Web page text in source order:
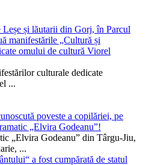
și lăutarii din Gorj, în Parcul
manifestările „Cultură și
omului de cultură Viorel
culturale dedicate
...
poveste a copilăriei, pe
„Elvira Godeanu”!
„Elvira Godeanu” din Târgu-Jiu,
...
a fost cumpărată de statul